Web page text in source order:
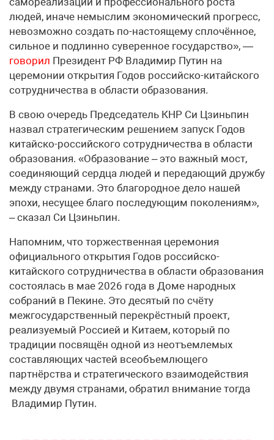
людей, иначе немыслим экономический прогресс,
невозможно создать по-настоящему сплочённое,
сильное и подлинно суверенное государство», —
говорил Президент РФ Владимир Путин на
церемонии открытия Годов российско-китайского
сотрудничества в области образования.
В свою очередь Председатель КНР Си Цзиньпин
назвал стратегическим решением запуск Годов
китайско-российского сотрудничества в области
образования. «Образование – это важный мост,
соединяющий сердца людей и передающий дружбу
между странами. Это благородное дело нашей
эпохи, несущее благо последующим поколениям»,
– сказал Си Цзиньпин.
Напомним, что торжественная церемония
официального открытия Годов российско-
китайского сотрудничества в области образования
состоялась в мае 2026 года в Доме народных
собраний в Пекине. Это десятый по счёту
межгосударственный перекрёстный проект,
реализуемый Россией и Китаем, который по
традиции посвящён одной из неотъемлемых
составляющих частей всеобъемлющего
партнёрства и стратегического взаимодействия
между двумя странами, обратил внимание тогда
Владимир Путин.